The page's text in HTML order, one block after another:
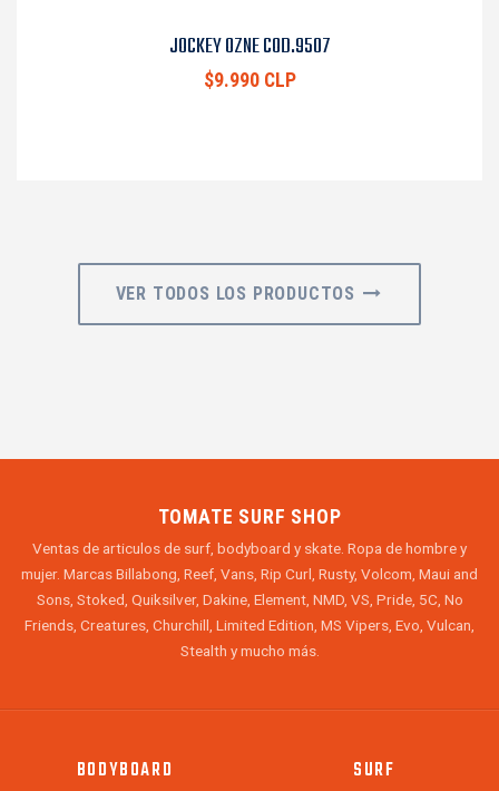
JOCKEY OZNE COD.9507
$9.990 CLP
VER TODOS LOS PRODUCTOS
TOMATE SURF SHOP
Ventas de articulos de surf, bodyboard y skate. Ropa de hombre y
mujer. Marcas Billabong, Reef, Vans, Rip Curl, Rusty, Volcom, Maui and
Sons, Stoked, Quiksilver, Dakine, Element, NMD, VS, Pride, 5C, No
Friends, Creatures, Churchill, Limited Edition, MS Vipers, Evo, Vulcan,
Stealth y mucho más.
BODYBOARD SURF